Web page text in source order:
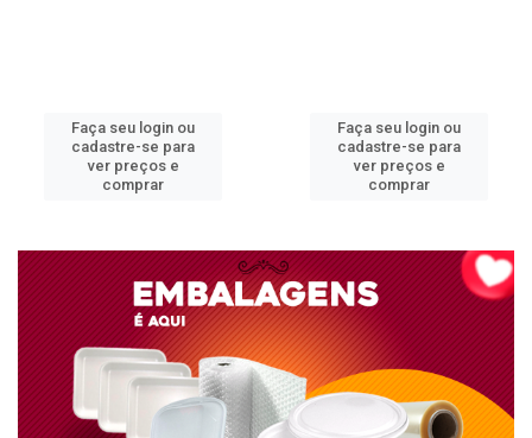
Faça seu login ou
cadastre-se para
ver preços e
comprar
Faça seu login ou
cadastre-se para
ver preços e
comprar